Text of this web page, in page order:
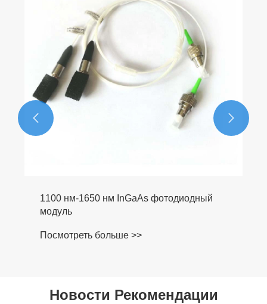
1100 нм-1650 нм InGaAs фотодиодный
модуль
Посмотреть больше >>
 
Новости Рекомендации